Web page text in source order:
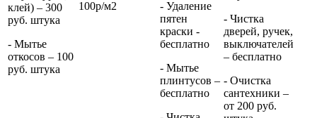
клей) – 300
руб. штука
- Мытье
откосов – 100
руб. штука
100р/м2
- Удаление
пятен
краски -
бесплатно
- Мытье
плинтусов –
бесплатно
- Чистка
дверей, ручек,
выключателей
– бесплатно
- Очистка
сантехники –
от 200 руб.